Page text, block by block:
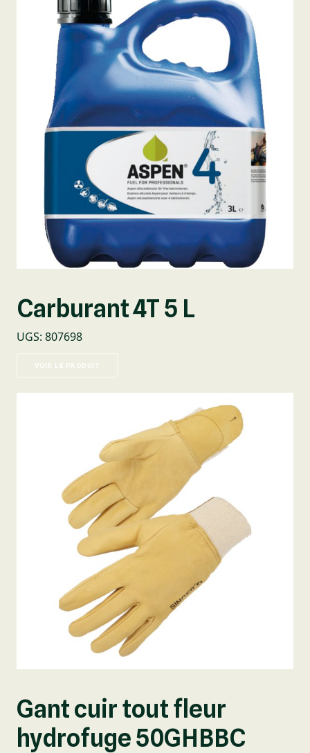
Carburant 4T 5 L
UGS: 807698
VOIR LE PRODUIT
Gant cuir tout fleur
hydrofuge 50GHBBC